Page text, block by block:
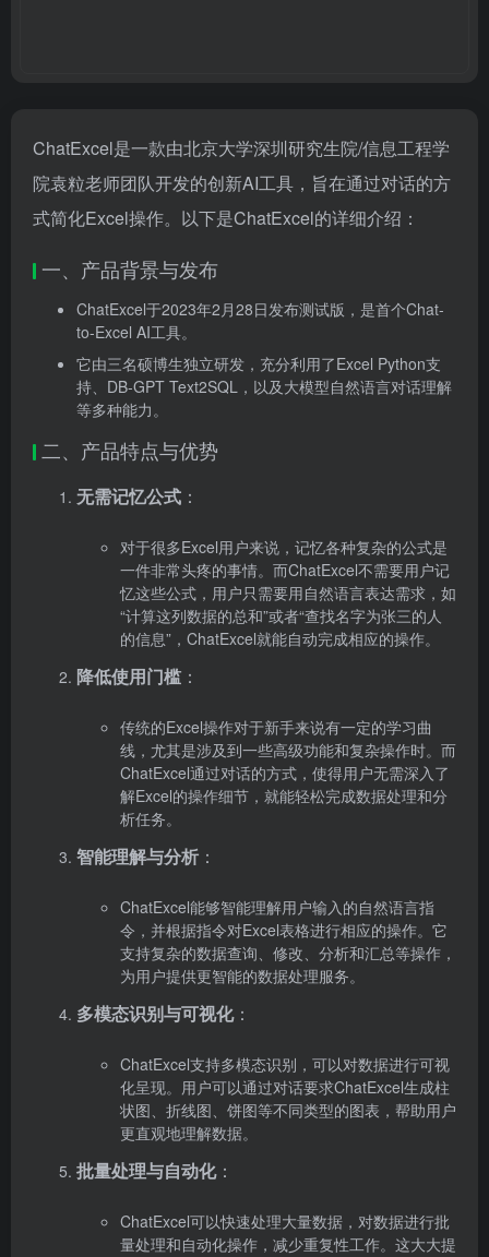
ChatExcel是一款由北京大学深圳研究生院/信息工程学
院袁粒老师团队开发的创新AI工具，旨在通过对话的方
式简化Excel操作。以下是ChatExcel的详细介绍：
一、产品背景与发布
ChatExcel于2023年2月28日发布测试版，是首个Chat-
to-Excel AI工具。
它由三名硕博生独立研发，充分利用了Excel Python支
持、DB-GPT Text2SQL，以及大模型自然语言对话理解
等多种能力。
二、产品特点与优势
无需记忆公式 ：
对于很多Excel用户来说，记忆各种复杂的公式是
一件非常头疼的事情。而ChatExcel不需要用户记
忆这些公式，用户只需要用自然语言表达需求，如
“计算这列数据的总和”或者“查找名字为张三的人
的信息”，ChatExcel就能自动完成相应的操作。
降低使用门槛 ：
传统的Excel操作对于新手来说有一定的学习曲
线，尤其是涉及到一些高级功能和复杂操作时。而
ChatExcel通过对话的方式，使得用户无需深入了
解Excel的操作细节，就能轻松完成数据处理和分
析任务。
智能理解与分析 ：
ChatExcel能够智能理解用户输入的自然语言指
令，并根据指令对Excel表格进行相应的操作。它
支持复杂的数据查询、修改、分析和汇总等操作，
为用户提供更智能的数据处理服务。
多模态识别与可视化：
ChatExcel支持多模态识别，可以对数据进行可视
化呈现。用户可以通过对话要求ChatExcel生成柱
状图、折线图、饼图等不同类型的图表，帮助用户
更直观地理解数据。
批量处理与自动化：
ChatExcel可以快速处理大量数据，对数据进行批
量处理和自动化操作，减少重复性工作。这大大提